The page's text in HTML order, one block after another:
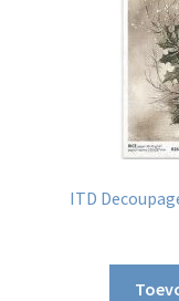
ITD